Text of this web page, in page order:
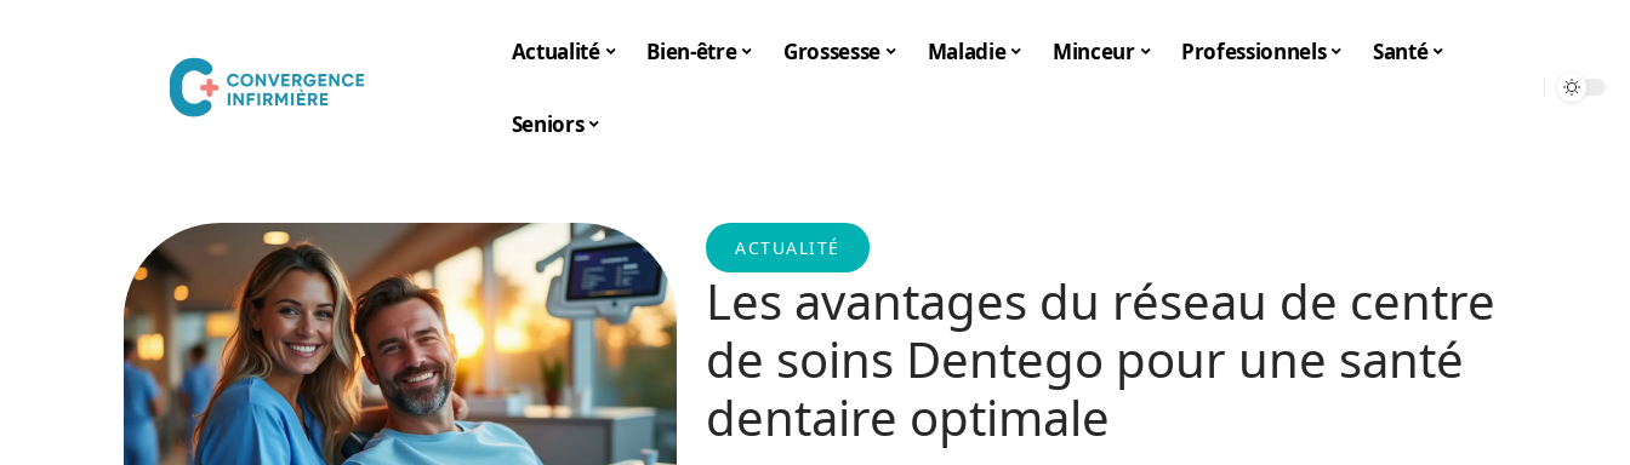
Actualité Bien-être Grossesse Maladie Minceur Professionnels Santé
Seniors
ACTUALITÉ
Les avantages du réseau de centre
de soins Dentego pour une santé
dentaire optimale